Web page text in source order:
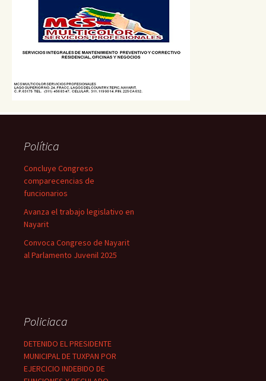
Política
Concluye Congreso
comparecencias de
funcionarios
Avanza el trabajo legislativo en
Nayarit
Convoca Congreso de Nayarit
al Parlamento Juvenil 2025
Policiaca
DETENIDO EL PRESIDENTE
MUNICIPAL DE TUXPAN POR
EJERCICIO INDEBIDO DE